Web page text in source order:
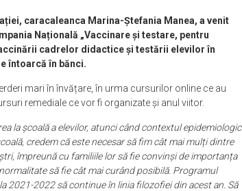
caracaleanca Marina-Ștefania Manea, a venit
Națională „Vaccinare și testare, pentru
cadrelor didactice și testării elevilor în
întoarcă în bănci.
mari în învățare, în urma cursurilor online ce au
remediale ce vor fi organizate și anul viitor.
la școală a elevilor, atunci când contextul epidemiologic
credem că este necesar să fim cât mai mulți dintre
împreună cu familiile lor să fie convinși de importanța
să fie cât mai curând posibilă. Programul
2021-2022 să continue în linia filozofiei din acest an. Să